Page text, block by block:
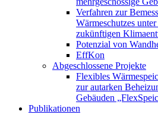
Verfahren zur
Wärmeschutzes
zukünftigen
Potenzial von
EffKon
Abgeschlossene Projekte
Flexibles
zur autarken
Gebäuden
Publikationen